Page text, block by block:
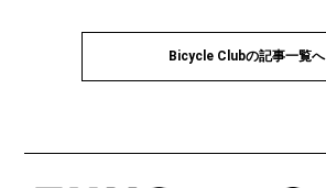
Bicycle Clubの記事一覧へ